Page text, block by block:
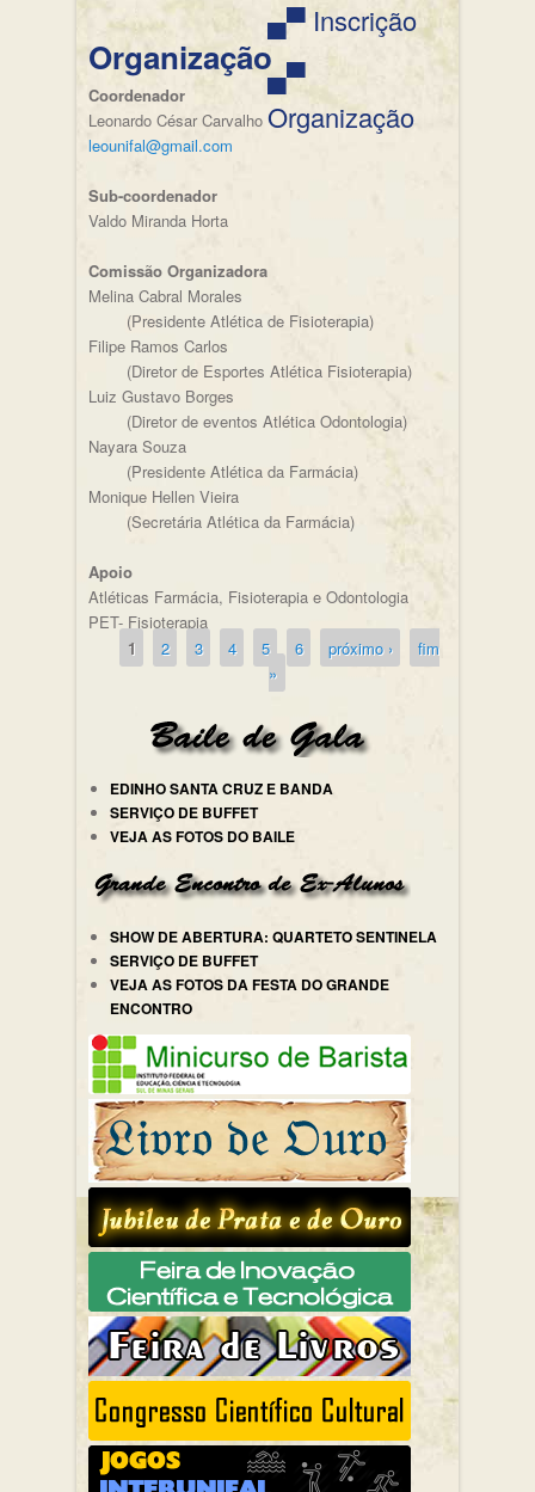
▄▀ Inscrição
▄▀
Organização
Organização
Coordenador
Leonardo César Carvalho
leounifal@gmail.com
Sub-coordenador
Valdo Miranda Horta
Comissão Organizadora
Melina Cabral Morales
(Presidente Atlética de Fisioterapia)
Filipe Ramos Carlos
(Diretor de Esportes Atlética Fisioterapia)
Luiz Gustavo Borges
(Diretor de eventos Atlética Odontologia)
Nayara Souza
(Presidente Atlética da Farmácia)
Monique Hellen Vieira
(Secretária Atlética da Farmácia)
Apoio
Atléticas Farmácia, Fisioterapia e Odontologia
PET- Fisioterapia
Páginas
1 2 3 4 5 6 próximo ›
fim
»
EDINHO SANTA CRUZ E BANDA
SERVIÇO DE BUFFET
VEJA AS FOTOS DO BAILE
SHOW DE ABERTURA: QUARTETO SENTINELA
SERVIÇO DE BUFFET
VEJA AS FOTOS DA FESTA DO GRANDE
ENCONTRO